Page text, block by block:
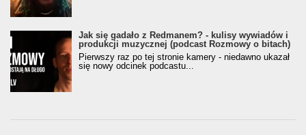
Jak się gadało z Redmanem? - kulisy wywiadów i
produkcji muzycznej (podcast Rozmowy o bitach)
Pierwszy raz po tej stronie kamery - niedawno ukazał
się nowy odcinek podcastu...